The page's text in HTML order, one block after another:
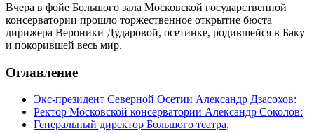
Вчера в фойе Большого зала Московской государственной
консерватории прошло торжественное открытие бюста
дирижера Вероники Дударовой, осетинке, родившейся в Баку
и покорившей весь мир.
Оглавление
Экс-президент Северной Осетии Александр Дзасохов:
Ректор Московской консерватории Александр Соколов:
Генеральный директор Большого театра,